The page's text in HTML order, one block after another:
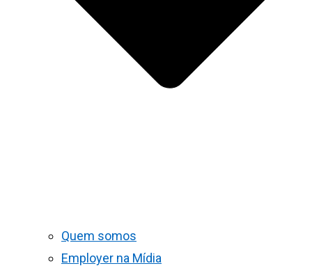
Quem somos
Employer na Mídia